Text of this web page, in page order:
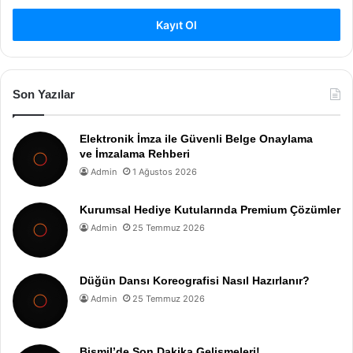
Kayıt Ol
Son Yazılar
Elektronik İmza ile Güvenli Belge Onaylama
ve İmzalama Rehberi
Admin 1 Ağustos 2026
Kurumsal Hediye Kutularında Premium Çözümler
Admin 25 Temmuz 2026
Düğün Dansı Koreografisi Nasıl Hazırlanır?
Admin 25 Temmuz 2026